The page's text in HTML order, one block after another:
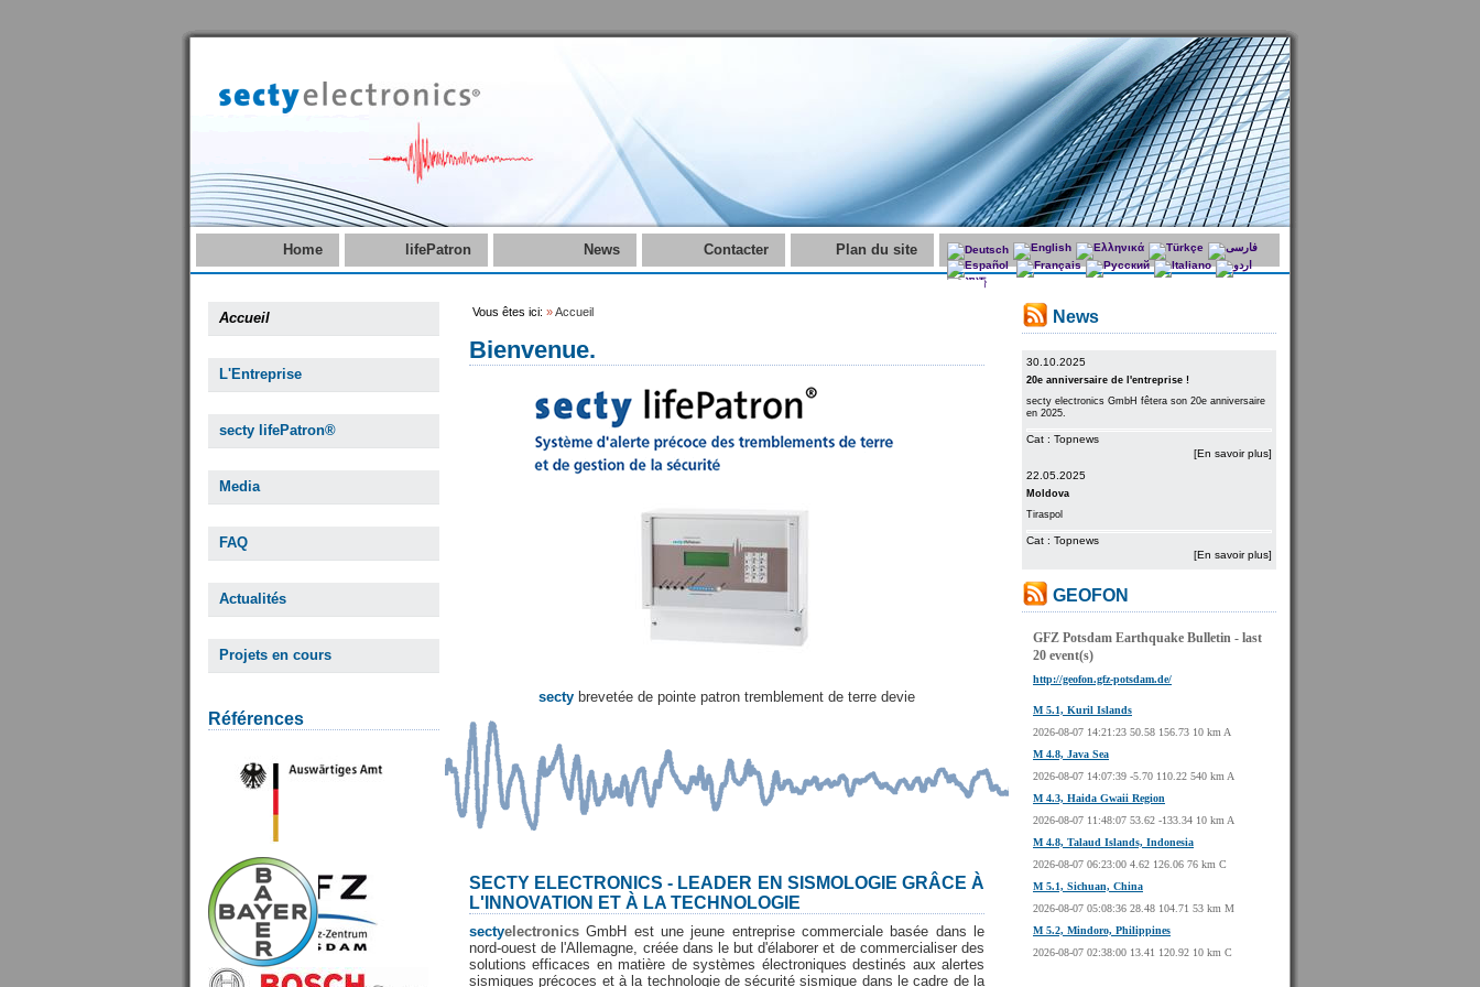
Home lifePatron News Contacter Plan du site
Accueil
L'Entreprise
secty lifePatron®
Media
FAQ
Actualités
Projets en cours
Références
Vous êtes ici: »Accueil
Bienvenue.
secty brevetée de pointe patron tremblement de terre devie
SECTY ELECTRONICS - LEADER EN SISMOLOGIE GRÂCE À
L'INNOVATION ET À LA TECHNOLOGIE
sectyelectronics GmbH est une jeune entreprise commerciale basée dans le
nord-ouest de l'Allemagne, créée dans le but d'élaborer et de commercialiser des
solutions efficaces en matière de systèmes électroniques destinés aux alertes
sismiques précoces et à la technologie de sécurité sismique dans le cadre de la
News
30.10.2025
20e anniversaire de l'entreprise !
secty electronics GmbH fêtera son 20e anniversaire
en 2025.
Cat : Topnews
[En savoir plus]
22.05.2025
Moldova
Tiraspol
Cat : Topnews
[En savoir plus]
GEOFON
GFZ Potsdam Earthquake Bulletin - last
20 event(s)
http://geofon.gfz-potsdam.de/
M 5.1, Kuril Islands
2026-08-07 14:21:23 50.58 156.73 10 km A
M 4.8, Java Sea
2026-08-07 14:07:39 -5.70 110.22 540 km A
M 4.3, Haida Gwaii Region
2026-08-07 11:48:07 53.62 -133.34 10 km A
M 4.8, Talaud Islands, Indonesia
2026-08-07 06:23:00 4.62 126.06 76 km C
M 5.1, Sichuan, China
2026-08-07 05:08:36 28.48 104.71 53 km M
M 5.2, Mindoro, Philippines
2026-08-07 02:38:00 13.41 120.92 10 km C